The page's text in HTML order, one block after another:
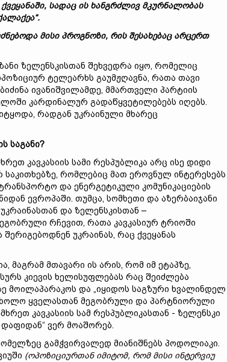
ქვეყანაში, სადაც ის ხანგრძლივ მკურნალობას
“.
მისი პროგნოზი, რის შესახებაც არცერთ
ზელენსკისთან შეხვედრა იყო, რომელიც
ტელეარხს გაუმჟღავნა, რათა თავი
ივანიშვილამდე, მმართველი პარტიის
კარდინალურ გადაწყვეტილებებს იღებს.
რადგან უკრაინული მხარეც
საგანი?
კავკასიის სამი რესპუბლიკა არც ისე დიდი
საკითხებზე, რომლებიც მათ ეროვნულ ინტერესებს
და ენერგეტიკული კომუნიკაციების
ევროპაში. თუმცა, სომხეთი და აზერბაიჯანი
და ზელენსკისთან –
რჩევით, რათა კავკასიურ ტრიოში
უკრაინას, რაც ქვეყანას
მაგრამ მთავარი ის არის, რომ იმ ეტაპზე,
კიევის ხელისუფლებას რაც შეიძლება
მოილაპარაკოს და „იყიდოს საგზური ხვალინდელ
ხოლო ყველასთან მეგობრული და პარტნიორული
კავკასიის სამ რესპუბლიკასთან - ზელენსკი
ვერ მოაშორებ.
გამჭვირვალედ მიანიშნებს პოდოლიაკი.
(ოპოზიციურთან იმიტომ, რომ მისი ინტერვიუ